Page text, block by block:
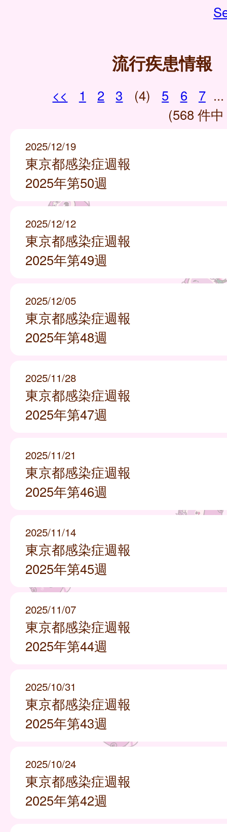
流行疾患情報
<< 1 2 3 (4) 5 6 7 ...
(568 件
2025/12/19
東京都感染症週報
2025年第50週
2025/12/12
東京都感染症週報
2025年第49週
2025/12/05
東京都感染症週報
2025年第48週
2025/11/28
東京都感染症週報
2025年第47週
2025/11/21
東京都感染症週報
2025年第46週
2025/11/14
東京都感染症週報
2025年第45週
2025/11/07
東京都感染症週報
2025年第44週
2025/10/31
東京都感染症週報
2025年第43週
2025/10/24
東京都感染症週報
2025年第42週